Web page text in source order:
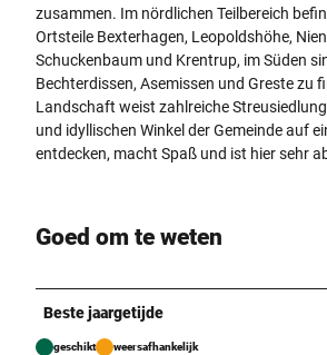
zusammen. Im nördlichen Teilbereich
Ortsteile Bexterhagen, Leopoldshöhe,
Schuckenbaum und Krentrup, im Süden
Bechterdissen, Asemissen und Greste zu
Landschaft weist zahlreiche
und idyllischen Winkel der Gemeinde auf
entdecken, macht Spaß und ist hier sehr
Goed om te weten
Beste jaargetijde
geschikt weersafhankelijk